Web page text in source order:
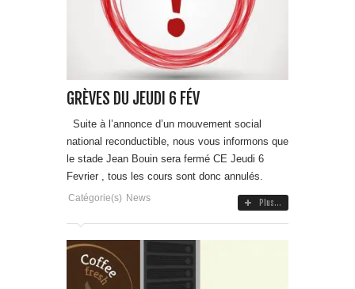
GRÈVES DU JEUDI 6 FÉV
Suite à l’annonce d’un mouvement social
national reconductible, nous vous informons que
le stade Jean Bouin sera fermé CE Jeudi 6
Fevrier , tous les cours sont donc annulés.
Catégorie(s) News Plus...